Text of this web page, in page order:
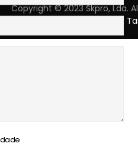
Copyright © 2023 Skpro, Lda.
by